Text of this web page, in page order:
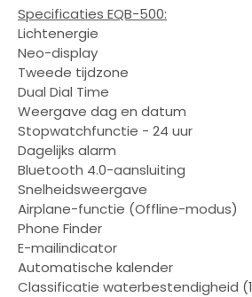
Specificaties EQB-500:
Lichtenergie
Neo-display
Tweede tijdzone
Dual Dial Time
Weergave dag en datum
Stopwatchfunctie - 24 uur
Dagelijks alarm
Bluetooth 4.0-aansluiting
Snelheidsweergave
Airplane-functie (Offline-modus)
Phone Finder
E-mailindicator
Automatische kalender
Classificatie waterbestendigheid